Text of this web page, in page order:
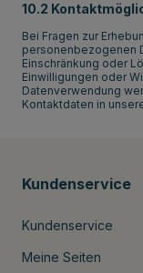
10.2
Bei Fragen zur
personenbezogenen
Einschränkung oder
Einwilligungen oder
Datenverwendung
Kontaktdaten in
Kundenservice
Kundenservice
Meine Seiten